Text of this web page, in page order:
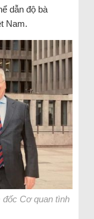
dẫn độ bà
Nam.
Cơ quan tình